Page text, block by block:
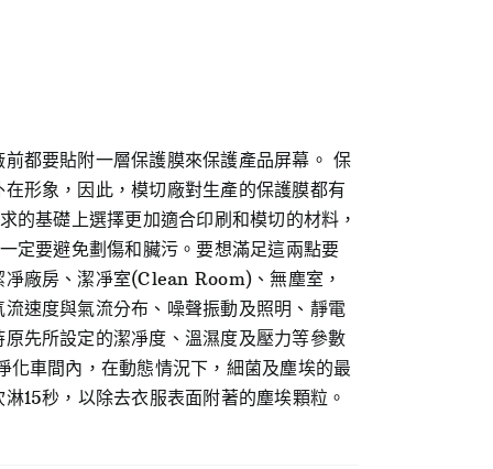
都要貼附一層保護膜來保護產品屏幕。 保
形象，因此，模切廠對生產的保護膜都有
的基礎上選擇更加適合印刷和模切的材料，
定要避免劃傷和臟污。要想滿足這兩點要
廠房、潔凈室(Clean Room)、無塵室，
速度與氣流分布、噪聲振動及照明、靜電
先所設定的潔凈度、溫濕度及壓力等參數
車間內，在動態情況下，細菌及塵埃的最
15秒，以除去衣服表面附著的塵埃顆粒。